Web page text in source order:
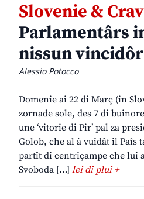
Slovenie &
Parlamentârs
nissun vincidôr
Alessio Potocco
Domenie ai 22 di Març (in
zornade sole, des 7 di
une ‘vitorie di Pir’ pal za
Golob, che al à vuidât il Paîs
partît di centriçampe che lui
Svoboda […] lei di plui +